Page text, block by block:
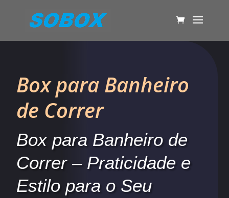
Box para Banheiro
de Correr
Box para Banheiro de
Correr – Praticidade e
Estilo para o Seu